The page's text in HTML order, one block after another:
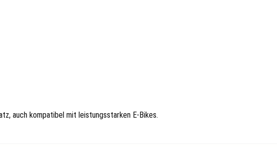
auch kompatibel mit leistungsstarken E-Bikes.